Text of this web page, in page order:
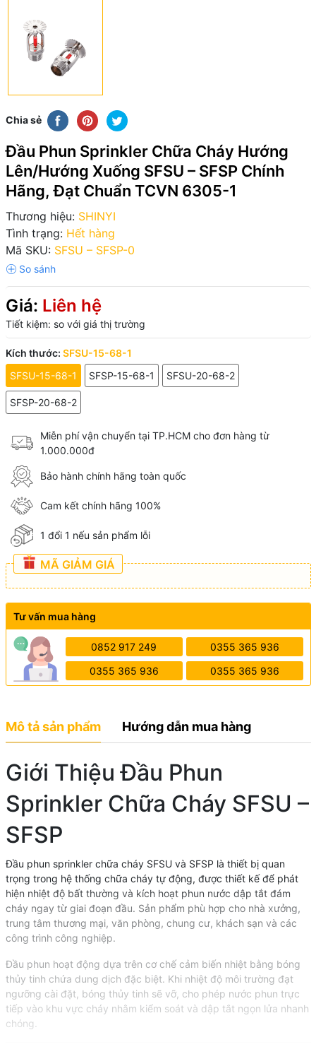
Chia sẻ
Đầu Phun Sprinkler Chữa Cháy Hướng
Lên/Hướng Xuống SFSU – SFSP Chính
Hãng, Đạt Chuẩn TCVN 6305-1
Thương hiệu: SHINYI
Tình trạng: Hết hàng
Mã SKU: SFSU – SFSP-0
Giá: Liên hệ
Tiết kiệm: so với giá thị trường
Kích thước: SFSU-15-68-1
SFSU-15-68-1
SFSP-15-68-1 SFSU-20-68-2
SFSP-20-68-2
Miễn phí vận chuyển tại TP.HCM cho đơn hàng từ
1.000.000đ
Bảo hành chính hãng toàn quốc
Cam kết chính hãng 100%
1 đổi 1 nếu sản phẩm lỗi
MÃ GIẢM GIÁ
Tư vấn mua hàng
0852 917 249 0355 365 936
0355 365 936 0355 365 936
Mô tả sản phẩm Hướng dẫn mua hàng
Giới Thiệu Đầu Phun
Sprinkler Chữa Cháy SFSU –
SFSP
Đầu phun sprinkler chữa cháy SFSU và SFSP là thiết bị quan
trọng trong hệ thống chữa cháy tự động, được thiết kế để phát
hiện nhiệt độ bất thường và kích hoạt phun nước dập tắt đám
cháy ngay từ giai đoạn đầu. Sản phẩm phù hợp cho nhà xưởng,
trung tâm thương mại, văn phòng, chung cư, khách sạn và các
công trình công nghiệp.
Đầu phun hoạt động dựa trên cơ chế cảm biến nhiệt bằng bóng
thủy tinh chứa dung dịch đặc biệt. Khi nhiệt độ môi trường đạt
ngưỡng cài đặt, bóng thủy tinh sẽ vỡ, cho phép nước phun trực
tiếp vào khu vực cháy nhằm kiểm soát và dập tắt ngọn lửa nhanh
chóng.